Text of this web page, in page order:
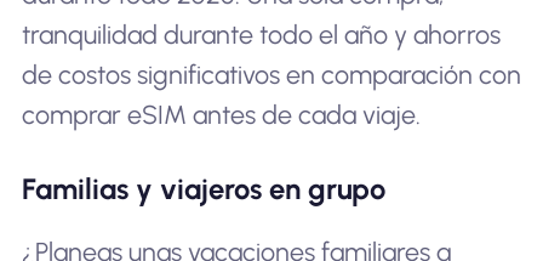
tranquilidad durante todo el año y ahorros
de costos significativos en comparación con
comprar eSIM antes de cada viaje.
Familias y viajeros en grupo
¿Planeas unas vacaciones familiares a